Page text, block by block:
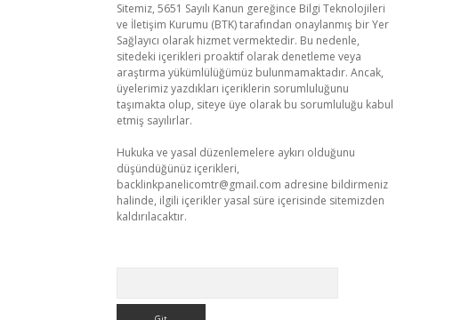
Sitemiz, 5651 Sayılı Kanun gereğince Bilgi Teknolojileri
ve İletişim Kurumu (BTK) tarafından onaylanmış bir Yer
Sağlayıcı olarak hizmet vermektedir. Bu nedenle,
sitedeki içerikleri proaktif olarak denetleme veya
araştırma yükümlülüğümüz bulunmamaktadır. Ancak,
üyelerimiz yazdıkları içeriklerin sorumluluğunu
taşımakta olup, siteye üye olarak bu sorumluluğu kabul
etmiş sayılırlar.
Hukuka ve yasal düzenlemelere aykırı olduğunu
düşündüğünüz içerikleri,
backlinkpanelicomtr@gmail.com adresine bildirmeniz
halinde, ilgili içerikler yasal süre içerisinde sitemizden
kaldırılacaktır.